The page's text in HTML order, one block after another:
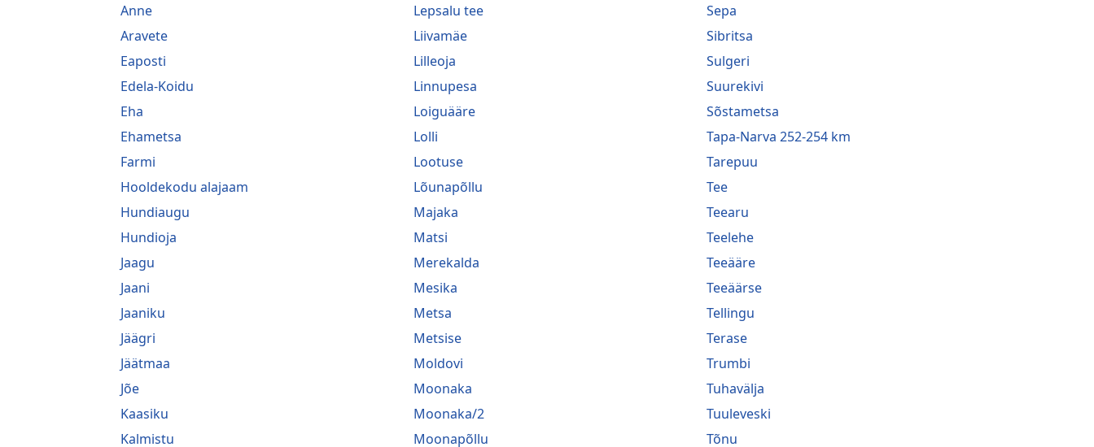
Anne
Aravete
Eaposti
Edela-Koidu
Eha
Ehametsa
Farmi
Hooldekodu alajaam
Hundiaugu
Hundioja
Jaagu
Jaani
Jaaniku
Jäägri
Jäätmaa
Jõe
Kaasiku
Kalmistu
Lepsalu tee
Liivamäe
Lilleoja
Linnupesa
Loiguääre
Lolli
Lootuse
Lõunapõllu
Majaka
Matsi
Merekalda
Mesika
Metsa
Metsise
Moldovi
Moonaka
Moonaka/2
Moonapõllu
Sepa
Sibritsa
Sulgeri
Suurekivi
Sõstametsa
Tapa-Narva 252-254 km
Tarepuu
Tee
Teearu
Teelehe
Teeääre
Teeäärse
Tellingu
Terase
Trumbi
Tuhavälja
Tuuleveski
Tõnu